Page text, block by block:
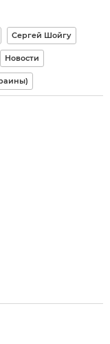
Сергей Шойгу
Новости